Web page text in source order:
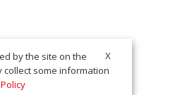
X
by the site on the
collect some information